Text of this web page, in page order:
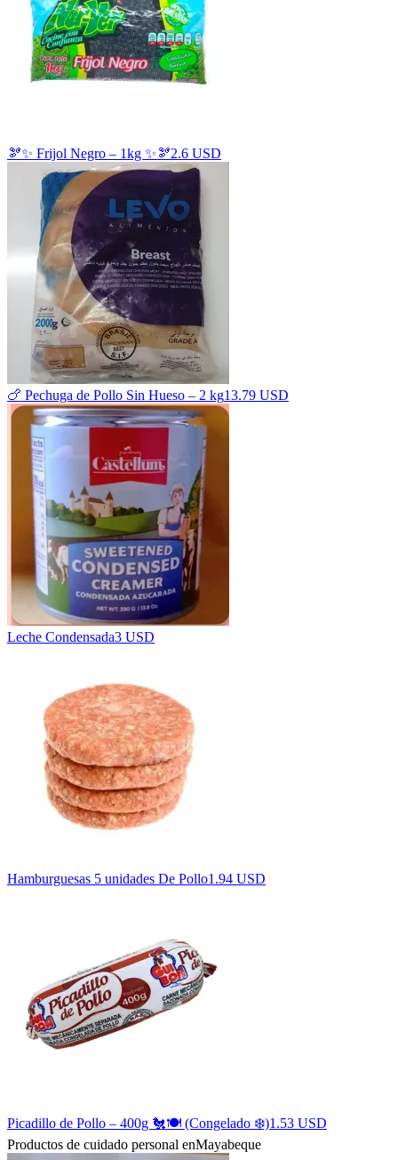
🫘✨ Frijol Negro – 1kg ✨🫘2.6 USD
🍗 Pechuga de Pollo Sin Hueso – 2 kg13.79 USD
Leche Condensada3 USD
Hamburguesas 5 unidades De Pollo1.94 USD
Picadillo de Pollo – 400g 🐔🍽️ (Congelado ❄️)1.53 USD
Productos de cuidado personal enMayabeque